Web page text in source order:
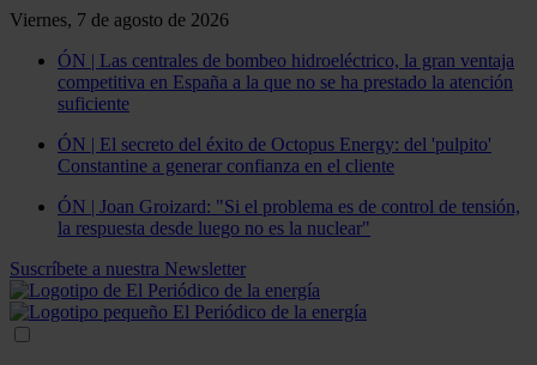
Viernes, 7 de agosto de 2026
ÓN | Las centrales de bombeo hidroeléctrico, la gran ventaja
competitiva en España a la que no se ha prestado la atención
suficiente
ÓN | El secreto del éxito de Octopus Energy: del 'pulpito'
Constantine a generar confianza en el cliente
ÓN | Joan Groizard: "Si el problema es de control de tensión,
la respuesta desde luego no es la nuclear"
Suscríbete a nuestra Newsletter